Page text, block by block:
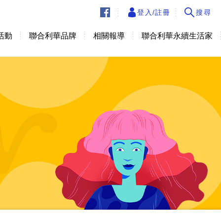
登入/註冊 搜尋
動 聯合利華品牌 相關報導 聯合利華永續生活家